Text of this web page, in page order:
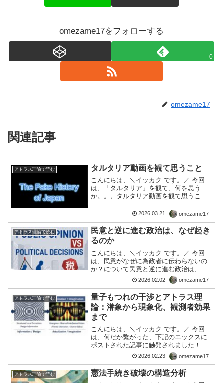
omezame17をフォローする
0
omezame17
関連記事
アトラス理論で読む タルタリア動画を観て思うこと
こんにちは、＼イッカク です。／ 今回
は、「タルタリア」を観て、何を思う
か。。。 タルタリア動画を観て思うこと
定を急がない姿勢 ―最近、いわゆる「タ
ルタリア」や「隠された歴史」を扱う動
画が、一定の支持...
2026.03.21 omezame17
アトラス理論で読む
民意と逆に進む政治は、なぜ起き
るのか
こんにちは、＼イッカク です。／ 今回
は、民意がなぜに為政者に伝わらないの
か？について民意と逆に進む政治は、な
ぜ起きるのか最近の日本の政治を見てい
ると、たとえば、物価が上がり続けてい
るのに生活支援は追いつかず、税や社会
保険料の負担だけが増え...
2026.02.02 omezame17
アトラス理論で読む
量子もつれの干渉とアトラス理
論：潜象から現象化、観測者効果
まで
こんにちは、＼イッカク です。／ 今回
は、何だか繋がった、下記のエックスに
ポストされた記事に触発されました！と
いうのは、アトラス理論の概念に符合し
たからです。😱「量子もつれ」に「陰陽
太極図」空間二光子状態の振幅と位相の
干渉画像化 pic.t...
2026.02.23 omezame17
アトラス理論で読む 憲法手続き破壊の構造分析